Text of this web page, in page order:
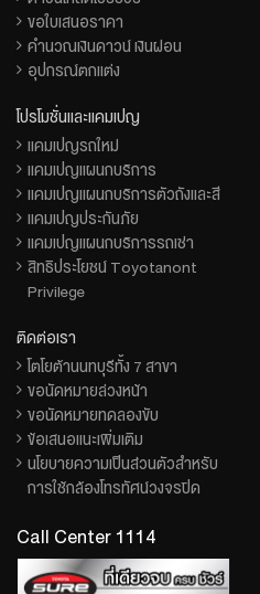
ขอใบเสนอราคา
คำนวณเงินดาวน์ เงินผ่อน
อุปกรณ์ตกแต่ง
โปรโมชั่นและแคมเปญ
แคมเปญรถใหม่
แคมเปญแผนกบริการ
แคมเปญแผนกบริการตัวถังและสี
แคมเปญประกันภัย
แคมเปญแผนกบริการรถเช่า
สิทธิประโยชน์ Toyotanont
Privilege
ติดต่อเรา
โตโยต้านนทบุรีทั้ง 7 สาขา
ขอนัดหมายล่วงหน้า
ขอนัดหมายทดลองขับ
ข้อเสนอแนะเพิ่มเติม
นโยบายความเป็นส่วนตัวสำหรับ
การใช้กล้องโทรทัศน์วงจรปิด
Call Center 1114